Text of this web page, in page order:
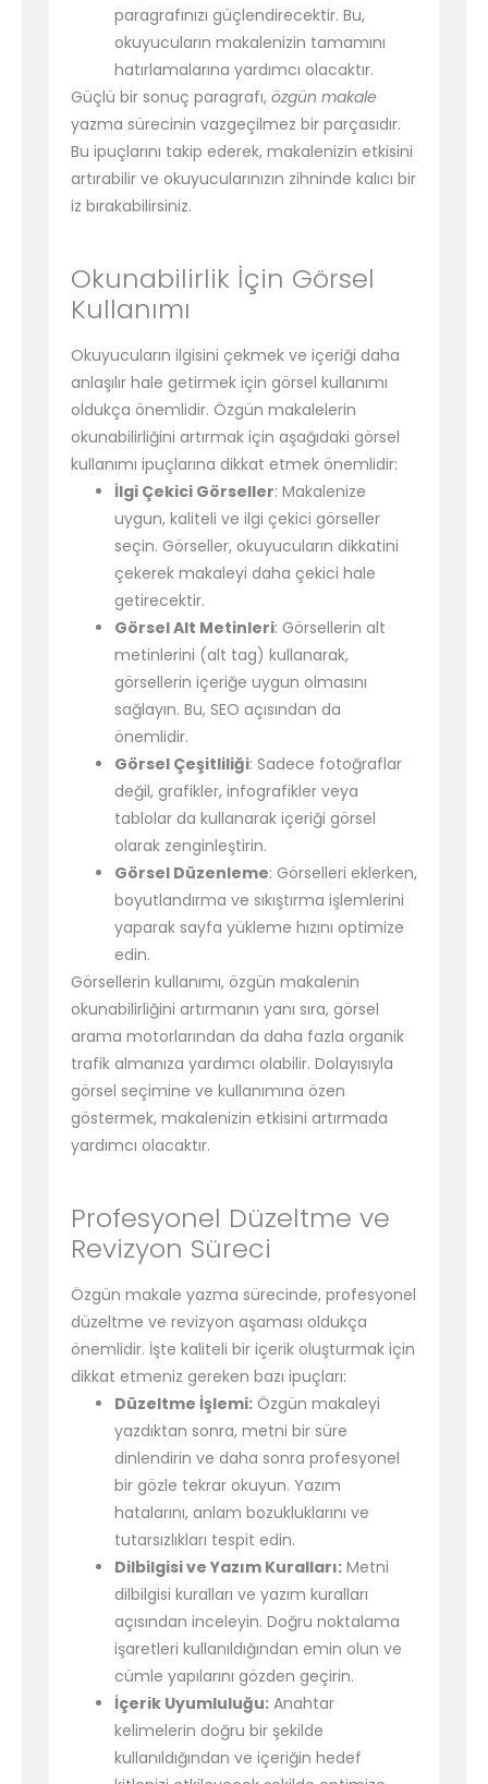
paragrafınızı güçlendirecektir. Bu,
okuyucuların makalenizin tamamını
hatırlamalarına yardımcı olacaktır.
Güçlü bir sonuç paragrafı, özgün makale
yazma sürecinin vazgeçilmez bir parçasıdır.
Bu ipuçlarını takip ederek, makalenizin etkisini
artırabilir ve okuyucularınızın zihninde kalıcı bir
iz bırakabilirsiniz.
Okunabilirlik İçin Görsel
Kullanımı
Okuyucuların ilgisini çekmek ve içeriği daha
anlaşılır hale getirmek için görsel kullanımı
oldukça önemlidir. Özgün makalelerin
okunabilirliğini artırmak için aşağıdaki görsel
kullanımı ipuçlarına dikkat etmek önemlidir:
İlgi Çekici Görseller: Makalenize
uygun, kaliteli ve ilgi çekici görseller
seçin. Görseller, okuyucuların dikkatini
çekerek makaleyi daha çekici hale
getirecektir.
Görsel Alt Metinleri: Görsellerin alt
metinlerini (alt tag) kullanarak,
görsellerin içeriğe uygun olmasını
sağlayın. Bu, SEO açısından da
önemlidir.
Görsel Çeşitliliği: Sadece fotoğraflar
değil, grafikler, infografikler veya
tablolar da kullanarak içeriği görsel
olarak zenginleştirin.
Görsel Düzenleme: Görselleri eklerken,
boyutlandırma ve sıkıştırma işlemlerini
yaparak sayfa yükleme hızını optimize
edin.
Görsellerin kullanımı, özgün makalenin
okunabilirliğini artırmanın yanı sıra, görsel
arama motorlarından da daha fazla organik
trafik almanıza yardımcı olabilir. Dolayısıyla
görsel seçimine ve kullanımına özen
göstermek, makalenizin etkisini artırmada
yardımcı olacaktır.
Profesyonel Düzeltme ve
Revizyon Süreci
Özgün makale yazma sürecinde, profesyonel
düzeltme ve revizyon aşaması oldukça
önemlidir. İşte kaliteli bir içerik oluşturmak için
dikkat etmeniz gereken bazı ipuçları:
Düzeltme İşlemi: Özgün makaleyi
yazdıktan sonra, metni bir süre
dinlendirin ve daha sonra profesyonel
bir gözle tekrar okuyun. Yazım
hatalarını, anlam bozukluklarını ve
tutarsızlıkları tespit edin.
Dilbilgisi ve Yazım Kuralları: Metni
dilbilgisi kuralları ve yazım kuralları
açısından inceleyin. Doğru noktalama
işaretleri kullanıldığından emin olun ve
cümle yapılarını gözden geçirin.
İçerik Uyumluluğu: Anahtar
kelimelerin doğru bir şekilde
kullanıldığından ve içeriğin hedef